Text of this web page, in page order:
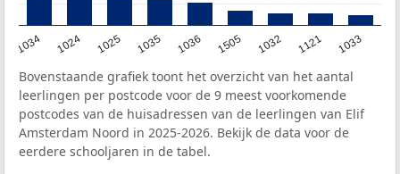
1034 1024 1025 1035 1036 1505 1032 1121 1033
Bovenstaande grafiek toont het overzicht van het aantal
leerlingen per postcode voor de 9 meest voorkomende
postcodes van de huisadressen van de leerlingen van Elif
Amsterdam Noord in 2025-2026. Bekijk de data voor de
eerdere schooljaren in de tabel.